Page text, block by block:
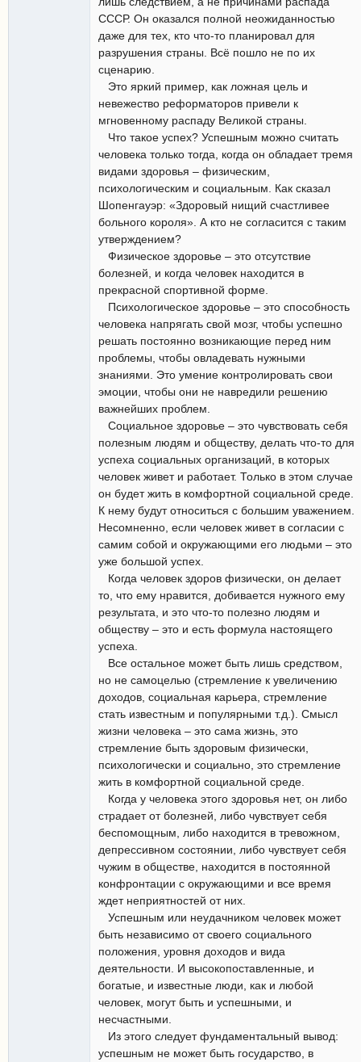
СССР. Он оказался полной неожиданностью
даже для тех, кто что-то планировал для
разрушения страны. Всё пошло не по их
сценарию.
Это яркий пример, как ложная цель и
невежество реформаторов привели к
мгновенному распаду Великой страны.
Что такое успех? Успешным можно считать
человека только тогда, когда он обладает тремя
видами здоровья – физическим,
психологическим и социальным. Как сказал
Шопенгауэр: «Здоровый нищий счастливее
больного короля». А кто не согласится с таким
утверждением?
Физическое здоровье – это отсутствие
болезней, и когда человек находится в
прекрасной спортивной форме.
Психологическое здоровье – это способность
человека напрягать свой мозг, чтобы успешно
решать постоянно возникающие перед ним
проблемы, чтобы овладевать нужными
знаниями. Это умение контролировать свои
эмоции, чтобы они не навредили решению
важнейших проблем.
Социальное здоровье – это чувствовать себя
полезным людям и обществу, делать что-то для
успеха социальных организаций, в которых
человек живет и работает. Только в этом случае
он будет жить в комфортной социальной среде.
К нему будут относиться с большим уважением.
Несомненно, если человек живет в согласии с
самим собой и окружающими его людьми – это
уже большой успех.
Когда человек здоров физически, он делает
то, что ему нравится, добивается нужного ему
результата, и это что-то полезно людям и
обществу – это и есть формула настоящего
успеха.
Все остальное может быть лишь средством,
но не самоцелью (стремление к увеличению
доходов, социальная карьера, стремление
стать известным и популярными т.д.). Смысл
жизни человека – это сама жизнь, это
стремление быть здоровым физически,
психологически и социально, это стремление
жить в комфортной социальной среде.
Когда у человека этого здоровья нет, он либо
страдает от болезней, либо чувствует себя
беспомощным, либо находится в тревожном,
депрессивном состоянии, либо чувствует себя
чужим в обществе, находится в постоянной
конфронтации с окружающими и все время
ждет неприятностей от них.
Успешным или неудачником человек может
быть независимо от своего социального
положения, уровня доходов и вида
деятельности. И высокопоставленные, и
богатые, и известные люди, как и любой
человек, могут быть и успешными, и
несчастными.
Из этого следует фундаментальный вывод:
успешным не может быть государство, в